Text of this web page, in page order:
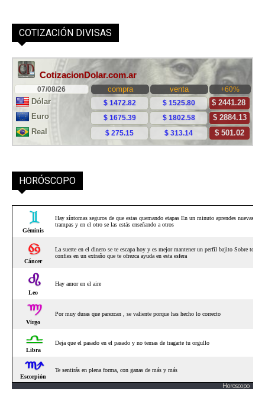
COTIZACIÓN DIVISAS
HORÓSCOPO
Horoscopo